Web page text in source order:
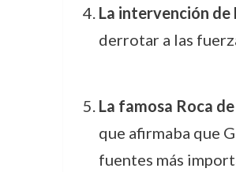
La intervención de
derrotar a las
La famosa Roca
que afirmaba que
fuentes más